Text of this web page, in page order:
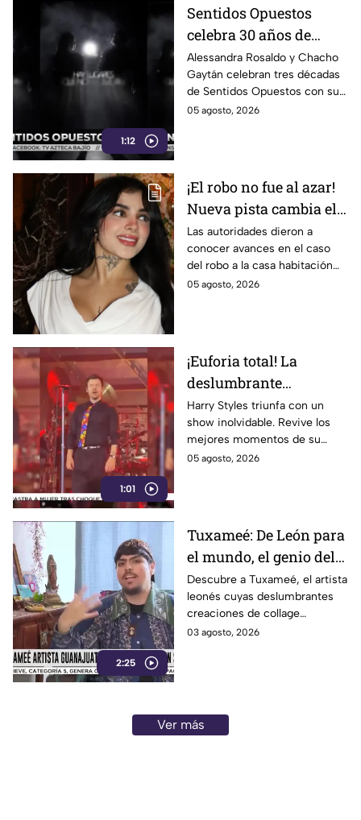
1:12
Sentidos Opuestos
celebra 30 años de
música con show en
Auditorio Nacional
Alessandra Rosaldo y Chacho
Gaytán celebran tres décadas
de Sentidos Opuestos con su
gira y show en el Auditorio
05 agosto, 2026
¡El robo no fue al azar!
Nueva pista cambia el
caso de Karely Ruiz;
hay un detenido
Las autoridades dieron a
conocer avances en el caso
del robo a la casa habitación
de la influencer.
05 agosto, 2026
1:01
¡Euforia total! La
deslumbrante
presentación de Harry
Styles enamora a miles
de fans
Harry Styles triunfa con un
show inolvidable. Revive los
mejores momentos de su
presentación, el setlist y la
05 agosto, 2026
2:25
Tuxameé: De León para
el mundo, el genio del
collage que cautiva al
arte
Descubre a Tuxameé, el artista
leonés cuyas deslumbrantes
creaciones de collage
traspasan fronteras y
03 agosto, 2026
Ver más